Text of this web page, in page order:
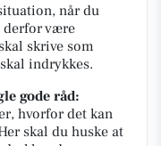
når du
derfor være
skrive som
indrykkes.
gode råd:
hvorfor det kan
skal du huske at